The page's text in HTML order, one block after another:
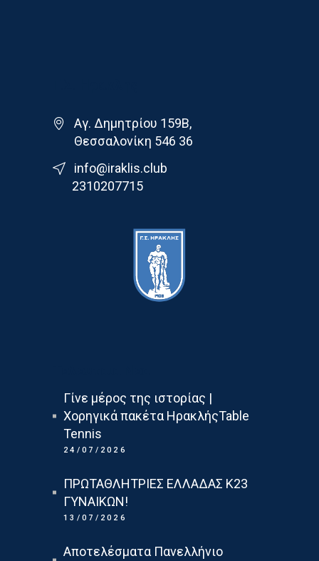
Αγ. Δημητρίου 159Β,
Θεσσαλονίκη 546 36
info@iraklis.club
2310207715
Γίνε μέρος της ιστορίας |
Χορηγικά πακέτα ΗρακλήςTable
Tennis
24/07/2026
ΠΡΩΤΑΘΛΗΤΡΙΕΣ ΕΛΛΑΔΑΣ Κ23
ΓΥΝΑΙΚΩΝ!
13/07/2026
Αποτελέσματα Πανελλήνιο